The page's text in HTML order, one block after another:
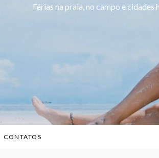
Férias na praia, no campo e
CONTATOS